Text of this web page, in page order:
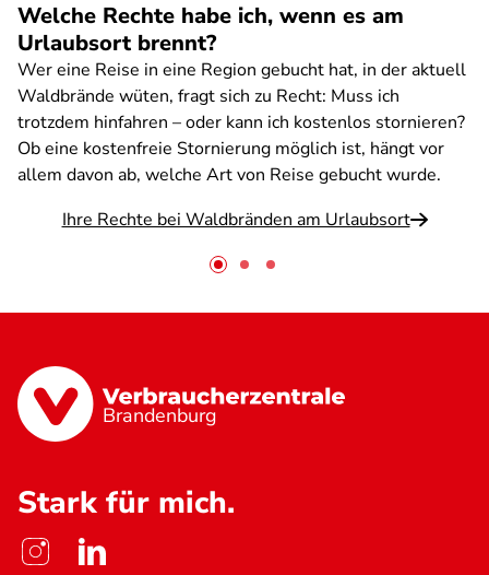
Welche Rechte habe ich, wenn es am
Urlaubsort brennt?
Wer eine Reise in eine Region gebucht hat, in der aktuell
Waldbrände wüten, fragt sich zu Recht: Muss ich
trotzdem hinfahren – oder kann ich kostenlos stornieren?
Ob eine kostenfreie Stornierung möglich ist, hängt vor
allem davon ab, welche Art von Reise gebucht wurde.
Ihre Rechte bei Waldbränden am Urlaubsort
Brandenburg
Stark für mich.